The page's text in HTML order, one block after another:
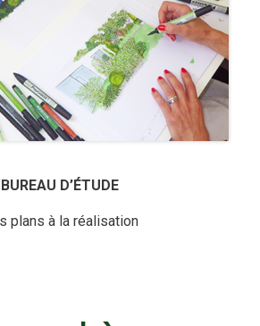
BUREAU D’ÉTUDE
plans à la réalisation